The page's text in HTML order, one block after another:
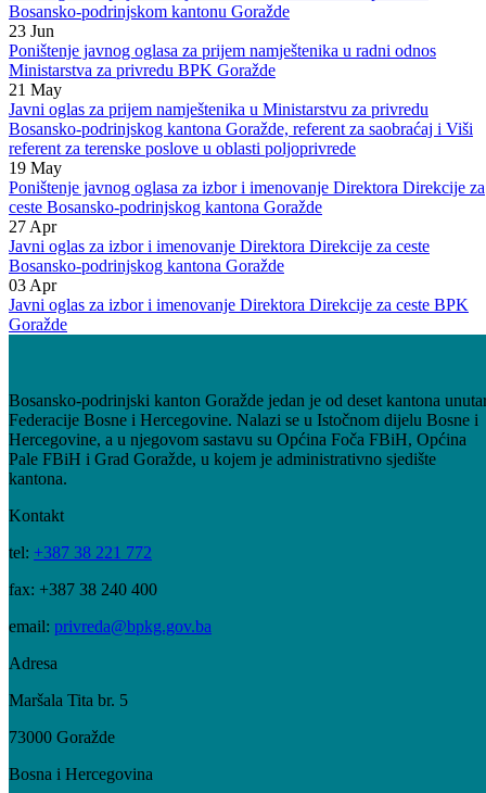
KonkursiVidi sve
25 Jun
Javni oglas za prijem namještenika u Ministarstvu za privredu
Bosansko-podrinjskom kantonu Goražde
23 Jun
Poništenje javnog oglasa za prijem namještenika u radni odnos
Ministarstva za privredu BPK Goražde
21 May
Javni oglas za prijem namještenika u Ministarstvu za privredu
Bosansko-podrinjskog kantona Goražde, referent za saobraćaj i Viši
referent za terenske poslove u oblasti poljoprivrede
19 May
Poništenje javnog oglasa za izbor i imenovanje Direktora Direkcije za
ceste Bosansko-podrinjskog kantona Goražde
27 Apr
Javni oglas za izbor i imenovanje Direktora Direkcije za ceste
Bosansko-podrinjskog kantona Goražde